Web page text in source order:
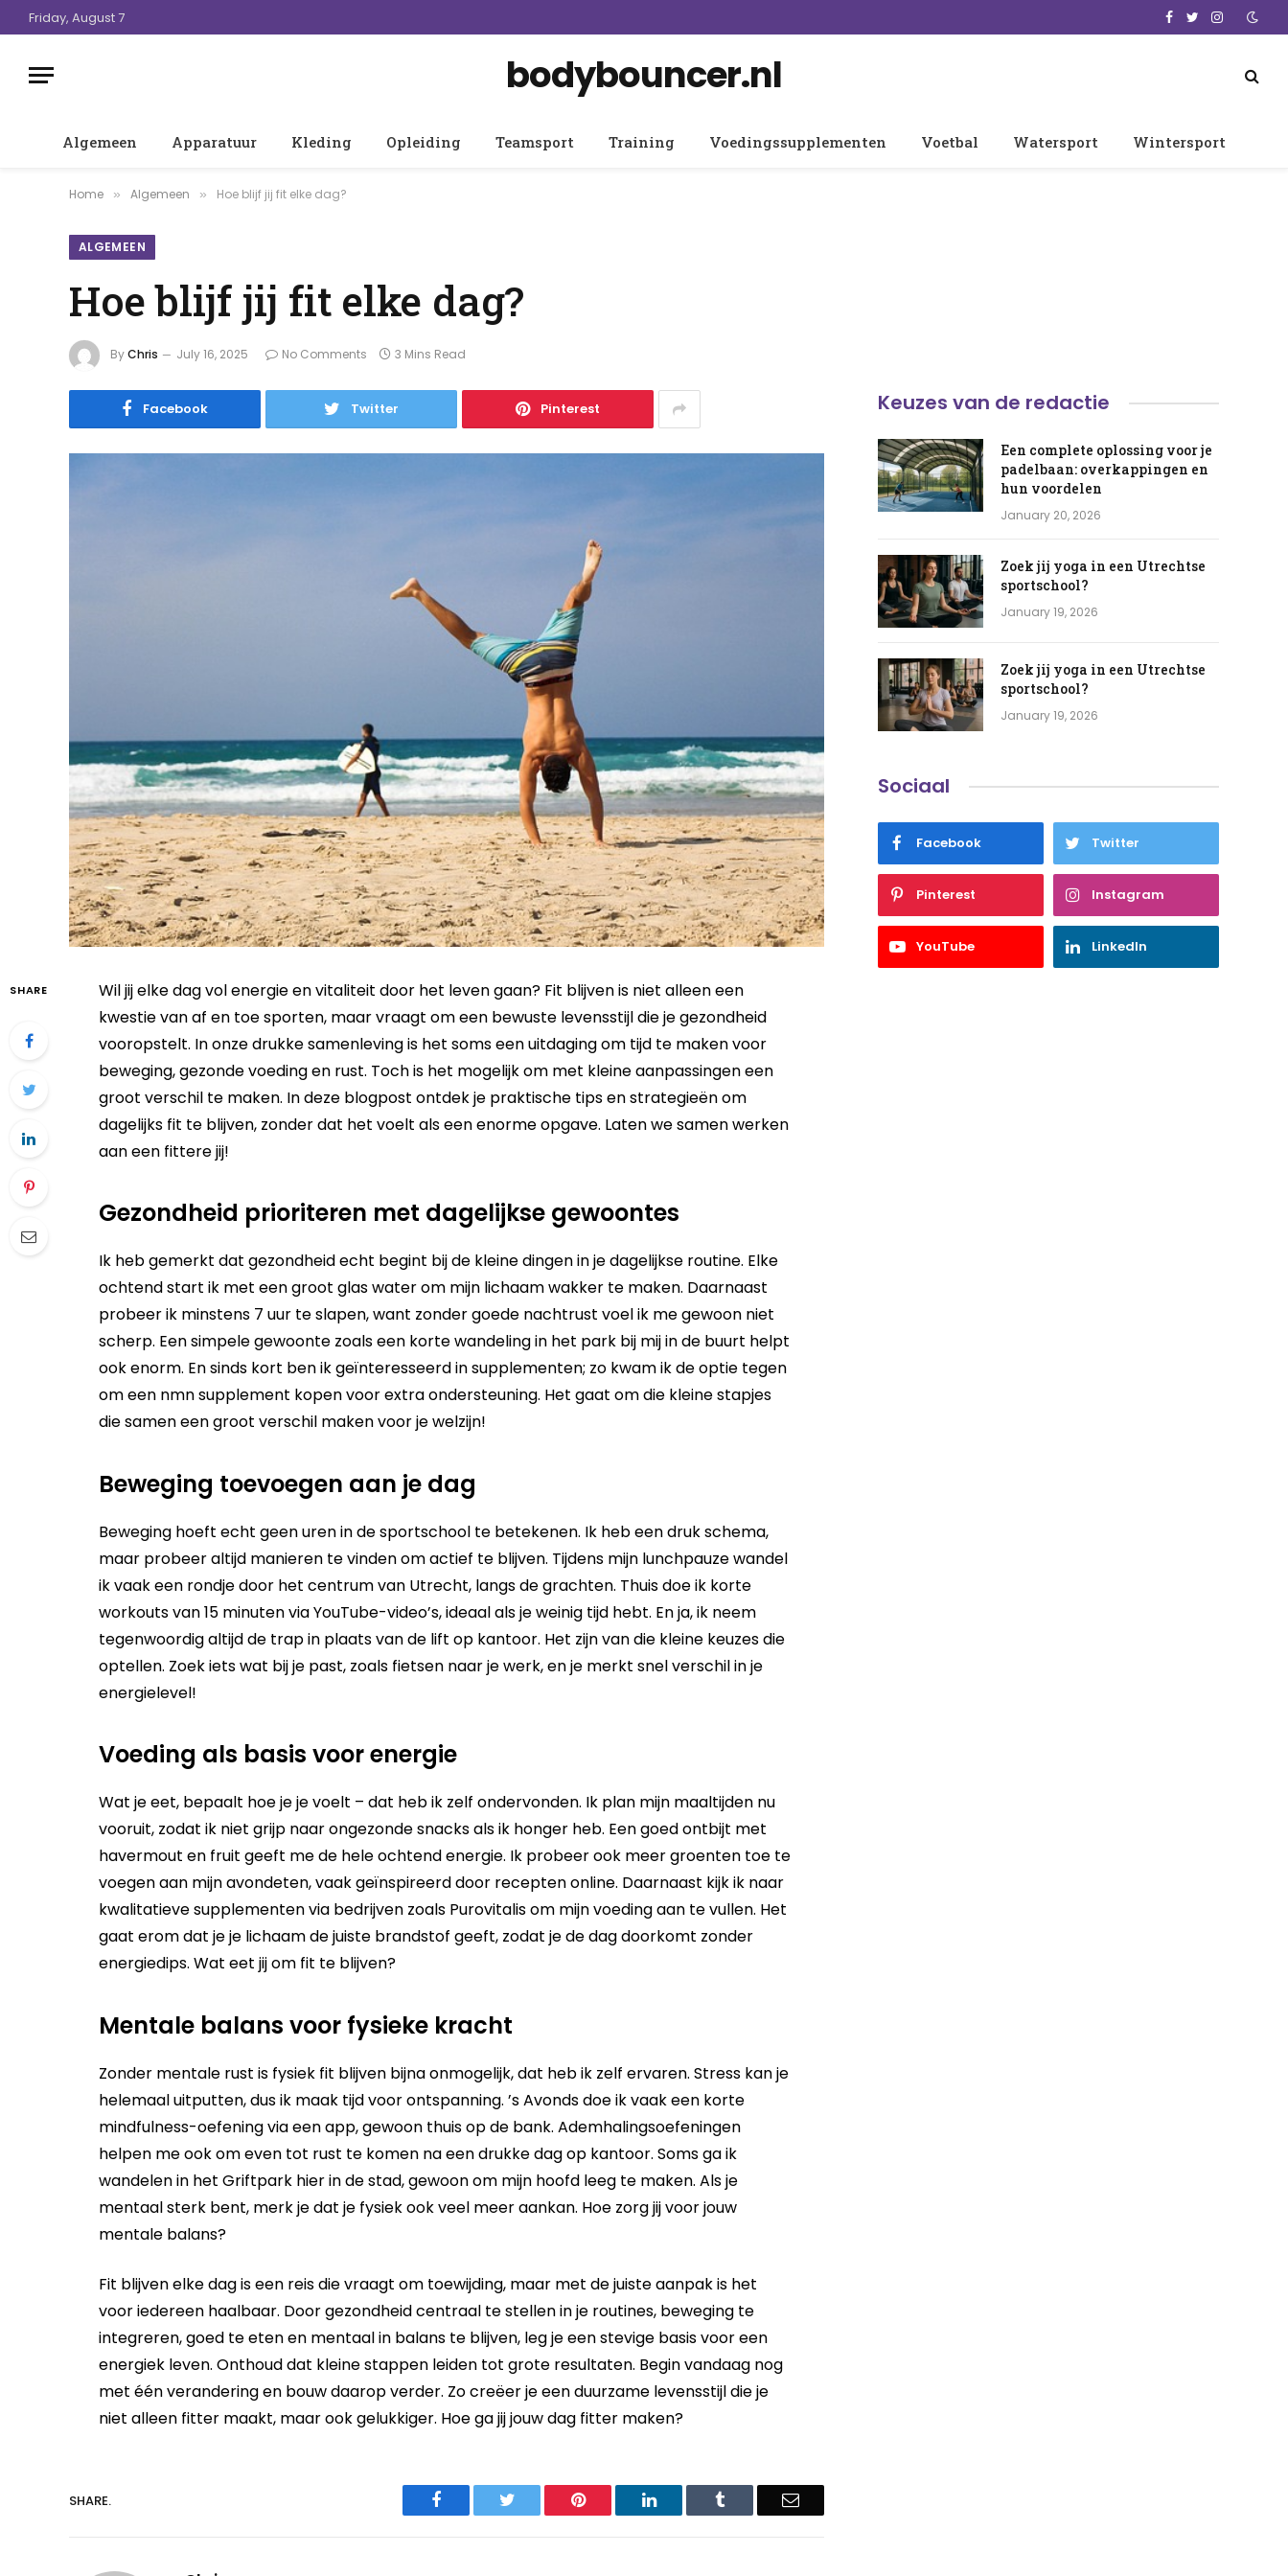
Friday, August 7 Facebook
TwitterInstagram
bodybouncer.nl
Algemeen Apparatuur Kleding Opleiding Teamsport Training Voedingssupplementen Voetbal Watersport Wintersport
Home » Algemeen » Hoe blijf jij fit elke dag?
ALGEMEEN
Hoe blijf jij fit elke dag?
ByChris July 16, 2025 No Comments 3 Mins Read
Facebook Twitter Pinterest
SHARE
Wil jij elke dag vol energie en vitaliteit door het leven gaan? Fit blijven is niet alleen een
kwestie van af en toe sporten, maar vraagt om een bewuste levensstijl die je gezondheid
vooropstelt. In onze drukke samenleving is het soms een uitdaging om tijd te maken voor
beweging, gezonde voeding en rust. Toch is het mogelijk om met kleine aanpassingen een
groot verschil te maken. In deze blogpost ontdek je praktische tips en strategieën om
dagelijks fit te blijven, zonder dat het voelt als een enorme opgave. Laten we samen werken
aan een fittere jij!
Gezondheid prioriteren met dagelijkse gewoontes
Ik heb gemerkt dat gezondheid echt begint bij de kleine dingen in je dagelijkse routine. Elke
ochtend start ik met een groot glas water om mijn lichaam wakker te maken. Daarnaast
probeer ik minstens 7 uur te slapen, want zonder goede nachtrust voel ik me gewoon niet
scherp. Een simpele gewoonte zoals een korte wandeling in het park bij mij in de buurt helpt
ook enorm. En sinds kort ben ik geïnteresseerd in supplementen; zo kwam ik de optie tegen
om een nmn supplement kopenvoor extra ondersteuning. Het gaat om die kleine stapjes
die samen een groot verschil maken voor je welzijn!
Beweging toevoegen aan je dag
Beweging hoeft echt geen uren in de sportschool te betekenen. Ik heb een druk schema,
maar probeer altijd manieren te vinden om actief te blijven. Tijdens mijn lunchpauze wandel
ik vaak een rondje door het centrum van Utrecht, langs de grachten. Thuis doe ik korte
workouts van 15 minuten via YouTube-video’s, ideaal als je weinig tijd hebt. En ja, ik neem
tegenwoordig altijd de trap in plaats van de lift op kantoor. Het zijn van die kleine keuzes die
optellen. Zoek iets wat bij je past, zoals fietsen naar je werk, en je merkt snel verschil in je
energielevel!
Voeding als basis voor energie
Wat je eet, bepaalt hoe je je voelt – dat heb ik zelf ondervonden. Ik plan mijn maaltijden nu
vooruit, zodat ik niet grijp naar ongezonde snacks als ik honger heb. Een goed ontbijt met
havermout en fruit geeft me de hele ochtend energie. Ik probeer ook meer groenten toe te
voegen aan mijn avondeten, vaak geïnspireerd door recepten online. Daarnaast kijk ik naar
kwalitatieve supplementen via bedrijven zoals Purovitalisom mijn voeding aan te vullen. Het
gaat erom dat je je lichaam de juiste brandstof geeft, zodat je de dag doorkomt zonder
energiedips. Wat eet jij om fit te blijven?
Mentale balans voor fysieke kracht
Zonder mentale rust is fysiek fit blijven bijna onmogelijk, dat heb ik zelf ervaren. Stress kan je
helemaal uitputten, dus ik maak tijd voor ontspanning. ’s Avonds doe ik vaak een korte
mindfulness-oefening via een app, gewoon thuis op de bank. Ademhalingsoefeningen
helpen me ook om even tot rust te komen na een drukke dag op kantoor. Soms ga ik
wandelen in het Griftpark hier in de stad, gewoon om mijn hoofd leeg te maken. Als je
mentaal sterk bent, merk je dat je fysiek ook veel meer aankan. Hoe zorg jij voor jouw
mentale balans?
Fit blijven elke dag is een reis die vraagt om toewijding, maar met de juiste aanpak is het
voor iedereen haalbaar. Door gezondheid centraal te stellen in je routines, beweging te
integreren, goed te eten en mentaal in balans te blijven, leg je een stevige basis voor een
energiek leven. Onthoud dat kleine stappen leiden tot grote resultaten. Begin vandaag nog
met één verandering en bouw daarop verder. Zo creëer je een duurzame levensstijl die je
niet alleen fitter maakt, maar ook gelukkiger. Hoe ga jij jouw dag fitter maken?
SHARE. Facebook Twitter Pinterest LinkedIn Tumblr Email
Keuzes van de redactie
Een complete oplossing voor je
padelbaan: overkappingen en
hun voordelen
January 20, 2026
Zoek jij yoga in een Utrechtse
sportschool?
January 19, 2026
Zoek jij yoga in een Utrechtse
sportschool?
January 19, 2026
Sociaal
Facebook Twitter
Pinterest Instagram
YouTube LinkedIn